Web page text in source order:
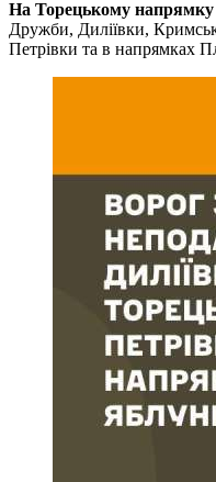
На Торецькому напрямку
Дружби, Диліївки,
Петрівки та в напрямках